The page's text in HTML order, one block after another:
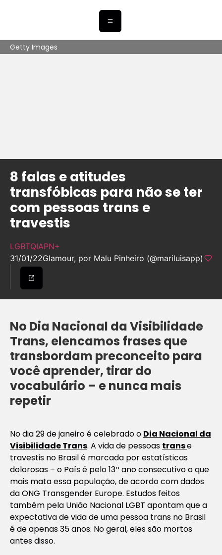
Getty Images
8 falas e atitudes
transfóbicas para não se ter
com pessoas trans e
travestis
LGBTQIAPN+
31/01/22Glamour, por Malu Pinheiro (@mariluisapp)
No Dia Nacional da Visibilidade
Trans, elencamos frases que
transbordam preconceito para
você aprender, tirar do
vocabulário – e nunca mais
repetir
No dia 29 de janeiro é celebrado o Dia Nacional da
Visibilidade Trans. A vida de pessoas transe
travestis no Brasil é marcada por estatísticas
dolorosas – o País é pelo 13º ano consecutivo o que
mais mata essa população, de acordo com dados
da ONG Transgender Europe. Estudos feitos
também pela União Nacional LGBT apontam que a
expectativa de vida de uma pessoa trans no Brasil
é de apenas 35 anos. No geral, eles são mortos
antes disso.